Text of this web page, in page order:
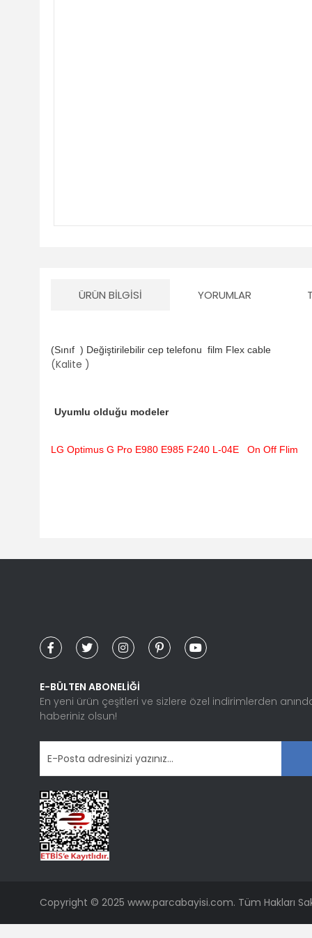
ÜRÜN BILGISI YORUMLAR
(Sınıf ) Değiştirilebilir cep telefonu film Flex cable
(Kalite )
Uyumlu olduğu modeler
LG Optimus G Pro E980 E985 F240 L-04E On Off Flim
Görüş ve önerileriniz için teşekkür ederiz.
Ürün fiyatı diğer sitelerden daha pahalı.
E-BÜLTEN ABONELİĞİ
En yeni ürün çeşitleri ve sizlere özel indirimlerden
haberiniz olsun!
Copyright © 2025 www.parcabayisi.com. Tüm Hakları